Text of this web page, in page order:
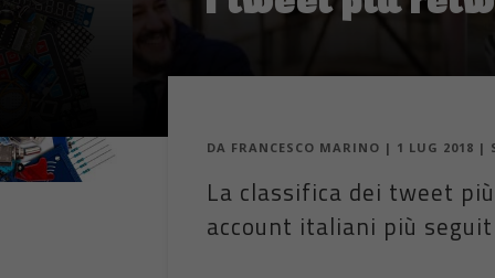
DA FRANCESCO MARINO | 1 LUG 2018 |
La classifica dei tweet
account italiani più